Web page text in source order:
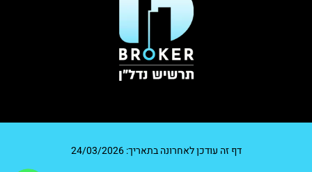
דף זה עודכן לאחרונה בתאריך: 24/03/2026